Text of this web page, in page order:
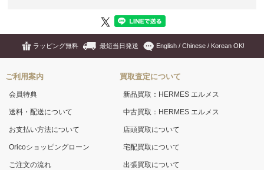
ラッピング無料 最短当日発送 English / Chinese / Korean OK!
ご利用案内
会員特典
送料・配送について
お支払い方法について
Oricoショッピングローン
ご注文の流れ
買取査定について
新品買取：HERMES エルメス
中古買取：HERMES エルメス
店頭買取について
宅配買取について
出張買取について